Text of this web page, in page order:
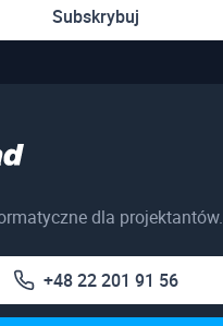
Subskrybuj
dla projektantów.
+48 22 201 91 56